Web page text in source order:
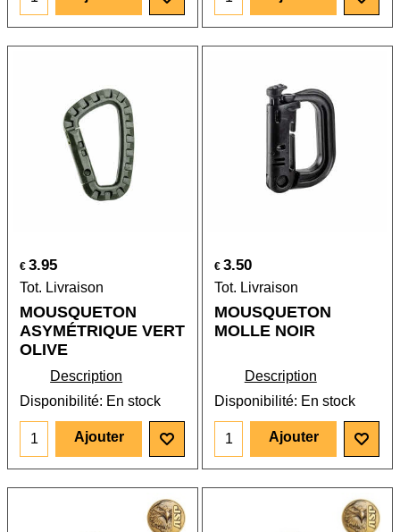
€ 3.95
Tot. Livraison
MOUSQUETON
ASYMÉTRIQUE VERT
OLIVE
Description
Disponibilité: En stock
Ajouter
€ 3.50
Tot. Livraison
MOUSQUETON
MOLLE NOIR
Description
Disponibilité: En stock
Ajouter